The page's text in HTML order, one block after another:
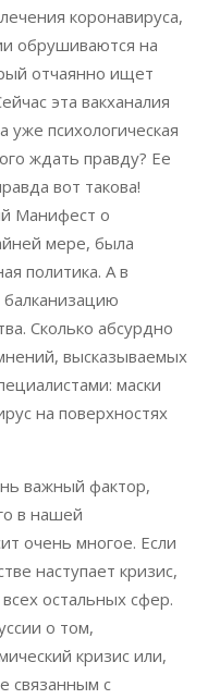
коронавируса,
обрушиваются на
отчаянно ищет
эта вакханалия
уже психологическая
ждать правду? Ее
вот такова!
Манифест о
мере, была
политика. А в
Сколько абсурдно
высказываемых
маски
на поверхностях
важный фактор,
в нашей
очень многое. Если
наступает кризис,
остальных сфер.
о том,
кризис или,
связанным с